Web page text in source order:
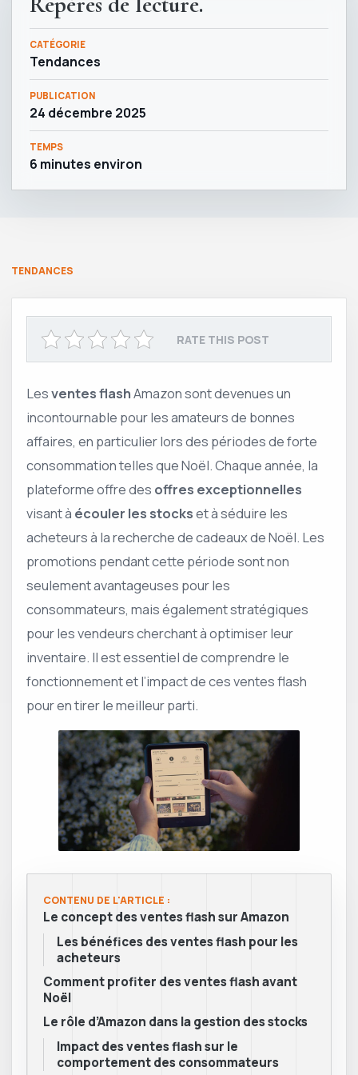
CATÉGORIE
Tendances
PUBLICATION
24 décembre 2025
TEMPS
6 minutes environ
TENDANCES
RATE THIS POST
Lesventes flashAmazon sont devenues un
incontournable pour les amateurs de bonnes
affaires, en particulier lors des périodes de forte
consommation telles que Noël. Chaque année, la
plateforme offre des offres exceptionnelles
visant à écouler les stockset à séduire les
acheteurs à la recherche de cadeaux de Noël. Les
promotions pendant cette période sont non
seulement avantageuses pour les
consommateurs, mais également stratégiques
pour les vendeurs cherchant à optimiser leur
inventaire. Il est essentiel de comprendre le
fonctionnement et l’impact de ces ventes flash
pour en tirer le meilleur parti.
CONTENU DE L'ARTICLE :
Le concept des ventes flash sur Amazon
Les bénéfices des ventes flash pour les
acheteurs
Comment profiter des ventes flash avant
Noël
Le rôle d’Amazon dans la gestion des stocks
Impact des ventes flash sur le
comportement des consommateurs